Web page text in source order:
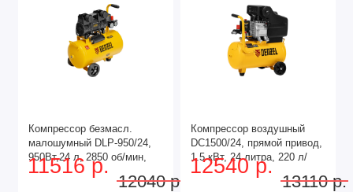
Компрессор безмасл.
малошумный DLP-950/24,
950Вт,24 л, 2850 об/мин,
170 л/мин Denzel
11516 р.
12040 р.
Компрессор воздушный
DC1500/24, прямой привод,
1.5 кВт, 24 литра, 220 л/
мин Denzel
12540 р.
13110 р.